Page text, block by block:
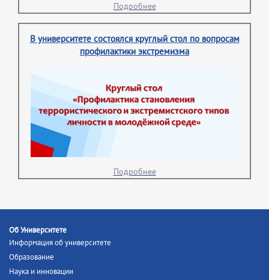
Подробнее
В университете состоялся круглый стол по вопросам
профилактики экстремизма
Подробнее
Об Университете
Информация об университете
Образование
Наука и инновации